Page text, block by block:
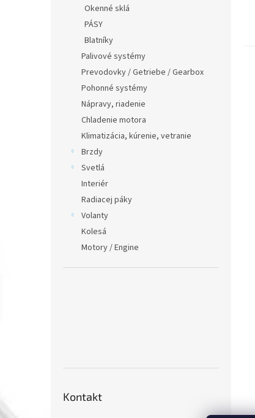
Okenné sklá
PÁSY
Blatníky
Palivové systémy
Prevodovky / Getriebe / Gearbox
Pohonné systémy
Nápravy, riadenie
Chladenie motora
Klimatizácia, kúrenie, vetranie
Brzdy
Svetlá
Interiér
Radiacej páky
Volanty
Kolesá
Motory / Engine
Kontakt